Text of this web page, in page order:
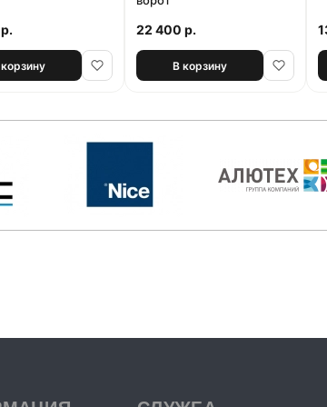
22 400 р.
В корзину